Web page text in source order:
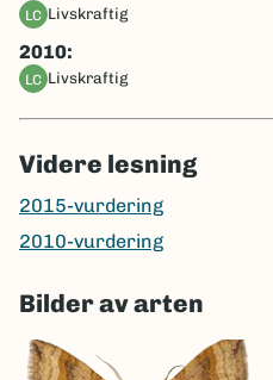
LC livskraftig
2010:
LC livskraftig
Videre lesning
2015-vurdering
2010-vurdering
Bilder av arten